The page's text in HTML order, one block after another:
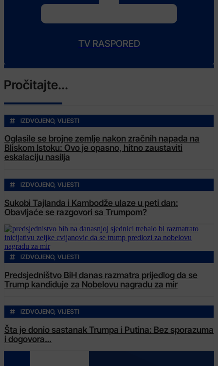
TV RASPORED
Pročitajte...
IZDVOJENO, VIJESTI
Oglasile se brojne zemlje nakon zračnih napada na
Bliskom Istoku: Ovo je opasno, hitno zaustaviti
eskalaciju nasilja
IZDVOJENO, VIJESTI
Sukobi Tajlanda i Kambodže ulaze u peti dan:
Obavljaće se razgovori sa Trumpom?
IZDVOJENO, VIJESTI
Predsjedništvo BiH danas razmatra prijedlog da se
Trump kandiduje za Nobelovu nagradu za mir
IZDVOJENO, VIJESTI
Šta je donio sastanak Trumpa i Putina: Bez sporazuma
i dogovora…